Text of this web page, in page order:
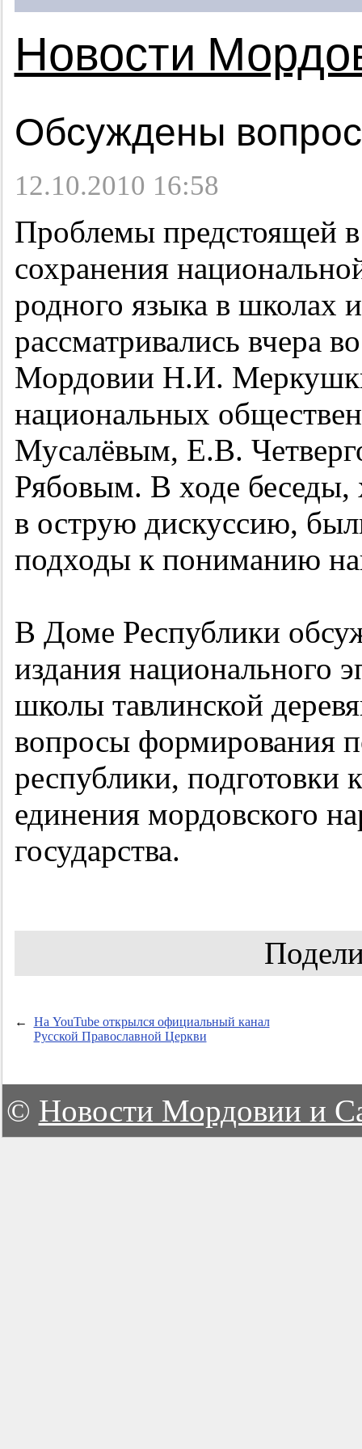
Новости
Обсуждены
12.10.2010 16:58
Проблемы предстоящей в
сохранения
родного языка в школах
рассматривались вчера
Мордовии Н.И.
национальных
Мусалёвым, Е.В.
Рябовым. В ходе беседы,
в острую дискуссию,
подходы к пониманию
В Доме Республики
издания национального
школы тавлинской
вопросы формирования
республики, подготовки
единения мордовского
государства.
←
На YouTube открылся официальный канал
Русской Православной Церкви
© Новости Мордовии и